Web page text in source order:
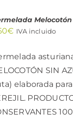
€ IVA incluido
SIN
elaborada